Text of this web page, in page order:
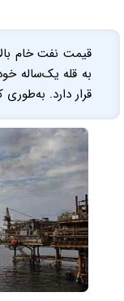
قیمت نفت خام
قرار دارد. به‌طوری